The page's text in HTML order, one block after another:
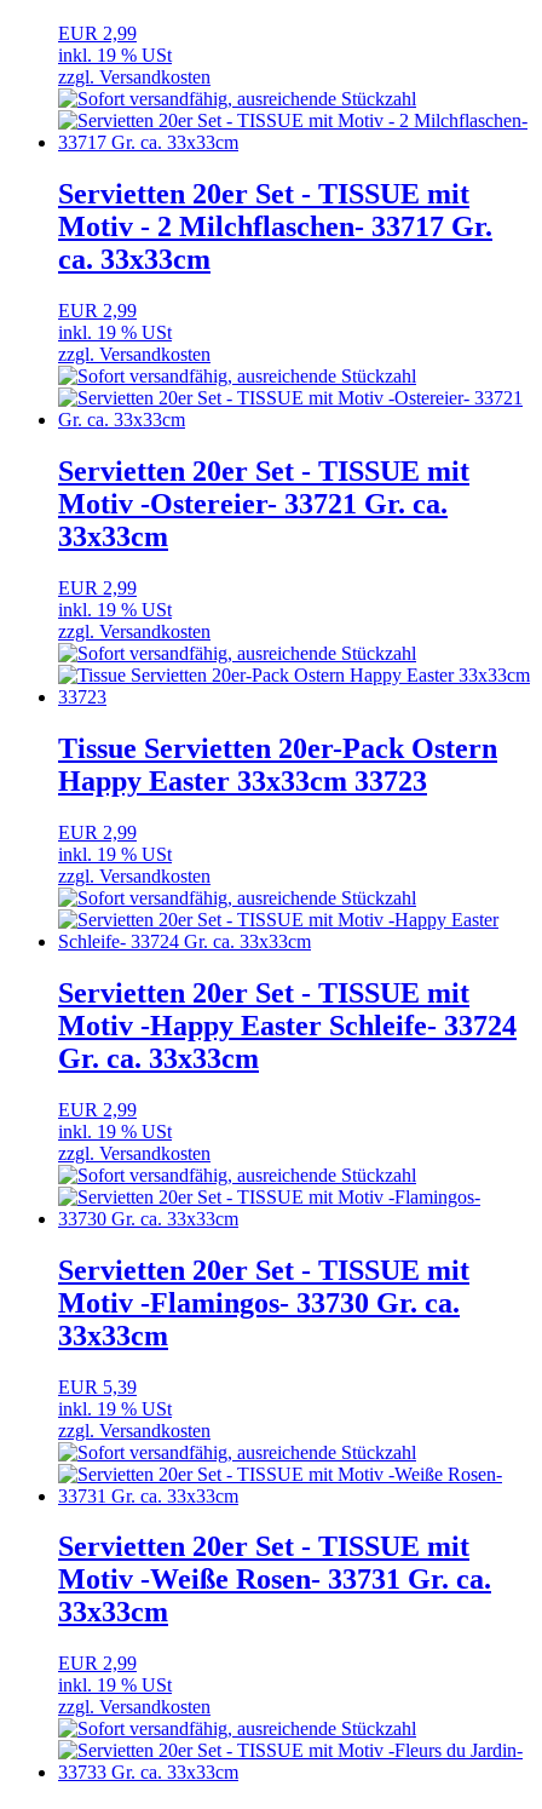
EUR 2,99
inkl. 19 % USt
zzgl. Versandkosten
Servietten 20er Set - TISSUE mit
Motiv - 2 Milchflaschen- 33717 Gr.
ca. 33x33cm
EUR 2,99
inkl. 19 % USt
zzgl. Versandkosten
Servietten 20er Set - TISSUE mit
Motiv -Ostereier- 33721 Gr. ca.
33x33cm
EUR 2,99
inkl. 19 % USt
zzgl. Versandkosten
Tissue Servietten 20er-Pack Ostern
Happy Easter 33x33cm 33723
EUR 2,99
inkl. 19 % USt
zzgl. Versandkosten
Servietten 20er Set - TISSUE mit
Motiv -Happy Easter Schleife- 33724
Gr. ca. 33x33cm
EUR 2,99
inkl. 19 % USt
zzgl. Versandkosten
Servietten 20er Set - TISSUE mit
Motiv -Flamingos- 33730 Gr. ca.
33x33cm
EUR 5,39
inkl. 19 % USt
zzgl. Versandkosten
Servietten 20er Set - TISSUE mit
Motiv -Weiße Rosen- 33731 Gr. ca.
33x33cm
EUR 2,99
inkl. 19 % USt
zzgl. Versandkosten